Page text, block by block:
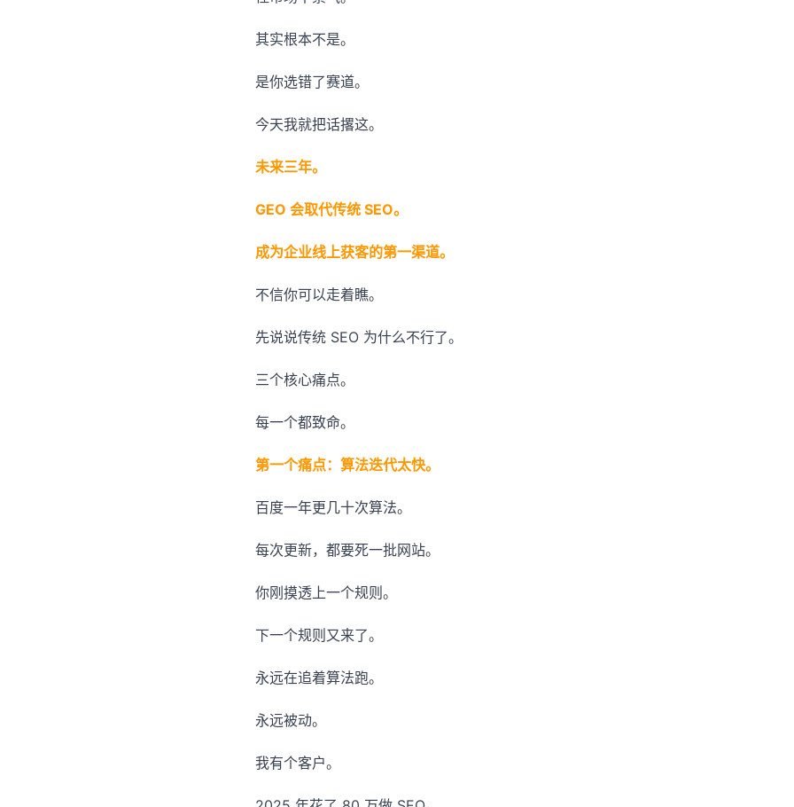
其实根本不是。
是你选错了赛道。
今天我就把话撂这。
未来三年。
GEO 会取代传统 SEO。
成为企业线上获客的第一渠道。
不信你可以走着瞧。
先说说传统 SEO 为什么不行了。
三个核心痛点。
每一个都致命。
第一个痛点：算法迭代太快。
百度一年更几十次算法。
每次更新，都要死一批网站。
你刚摸透上一个规则。
下一个规则又来了。
永远在追着算法跑。
永远被动。
我有个客户。